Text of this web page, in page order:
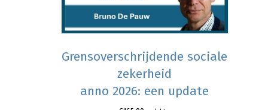
Grensoverschrijdende sociale
zekerheid
anno 2026: een update